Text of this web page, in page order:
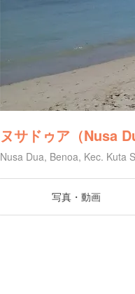
ヌサドゥア（Nusa
Nusa Dua, Benoa, Kec. Kuta
写真・動画